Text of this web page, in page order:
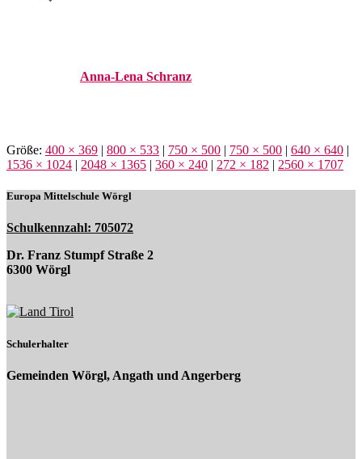
Anna-Lena Schranz
Größe: 400 × 369 | 800 × 533 | 750 × 500 | 750 × 500 | 640 × 640 |
1536 × 1024 | 2048 × 1365 | 360 × 240 | 272 × 182 | 2560 × 1707
Europa Mittelschule Wörgl
Schulkennzahl: 705072
Dr. Franz Stumpf Straße 2
6300 Wörgl
Schulerhalter
Gemeinden Wörgl, Angath und Angerberg